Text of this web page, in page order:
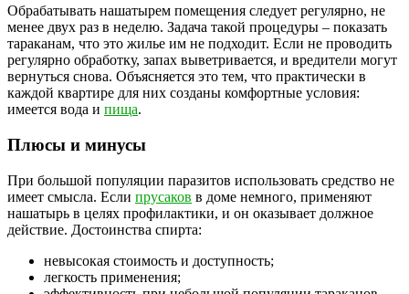
Обрабатывать нашатырем помещения следует регулярно, не
менее двух раз в неделю. Задача такой процедуры – показать
тараканам, что это жилье им не подходит. Если не проводить
регулярно обработку, запах выветривается, и вредители могут
вернуться снова. Объясняется это тем, что практически в
каждой квартире для них созданы комфортные условия:
имеется вода и пища.
Плюсы и минусы
При большой популяции паразитов использовать средство не
имеет смысла. Если прусаков в доме немного, применяют
нашатырь в целях профилактики, и он оказывает должное
действие. Достоинства спирта:
невысокая стоимость и доступность;
легкость применения;